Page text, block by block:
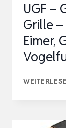
UGF –
Grille
Eimer,